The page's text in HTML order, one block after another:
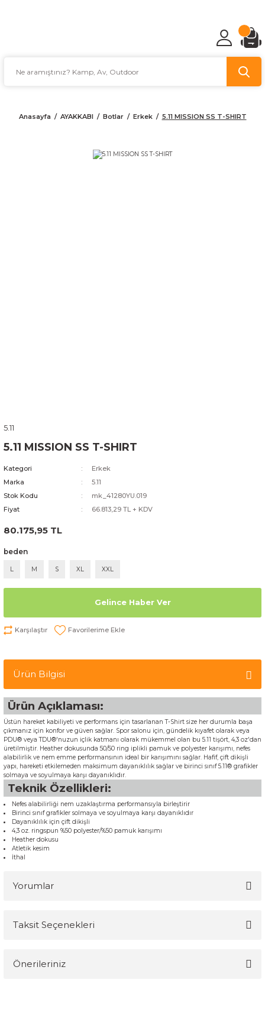
Anasayfa AYAKKABI Botlar Erkek 5.11 MISSION SS T-SHIRT
5.11
5.11 MISSION SS T-SHIRT
Kategori
Erkek
Marka
5.11
Stok Kodu
mk_41280YU.019
Fiyat
66.813,29 TL + KDV
80.175,95 TL
beden
L M S XL XXL
Gelince Haber Ver
Karşılaştır
Ürün Bilgisi
Ürün Açıklaması:
Üstün hareket kabiliyeti ve performans için tasarlanan T-Shirt size her durumla başa
çıkmanız için konfor ve güven sağlar. Spor salonu için, gündelik kıyafet olarak veya
PDU® veya TDU®'nuzun içlik katmanı olarak mükemmel olan bu 5.11 tişört, 4,3 oz'dan
üretilmiştir. Heather dokusunda 50/50 ring iplikli pamuk ve polyester karışımı, nefes
alabilirlik ve nem emme performansının ideal bir karışımını sağlar. Hafif, çift dikişli
yapı, hareketi etkilemeden maksimum dayanıklılık sağlar ve birinci sınıf 5.11® grafikler
solmaya ve soyulmaya karşı dayanıklıdır.
Teknik Özellikleri:
Nefes alabilirliği nem uzaklaştırma performansıyla birleştirir
Birinci sınıf grafikler solmaya ve soyulmaya karşı dayanıklıdır
Dayanıklılık için çift dikişli
4,3 oz. ringspun %50 polyester/%50 pamuk karışımı
Heather dokusu
Atletik kesim
İthal
Yorumlar
Taksit Seçenekleri
Önerileriniz